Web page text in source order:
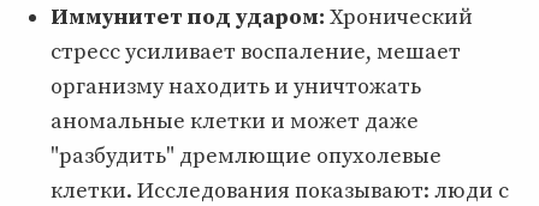
Иммунитет под ударом: Хронический
стресс усиливает воспаление, мешает
организму находить и уничтожать
аномальные клетки и может даже
"разбудить" дремлющие опухолевые
клетки. Исследования показывают: люди с